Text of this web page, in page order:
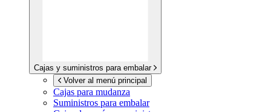
Cajas y suministros para embalar
Volver al menú principal
Cajas para mudanza
Suministros para embalar